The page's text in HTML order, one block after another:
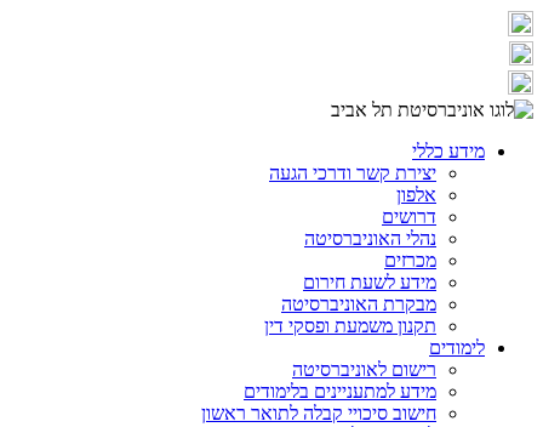
מידע כללי
יצירת קשר ודרכי הגעה
אלפון
דרושים
נהלי האוניברסיטה
מכרזים
מידע לשעת חירום
מבקרת האוניברסיטה
תקנון משמעת ופסקי דין
לימודים
רישום לאוניברסיטה
מידע למתעניינים בלימודים
חישוב סיכויי קבלה לתואר ראשון